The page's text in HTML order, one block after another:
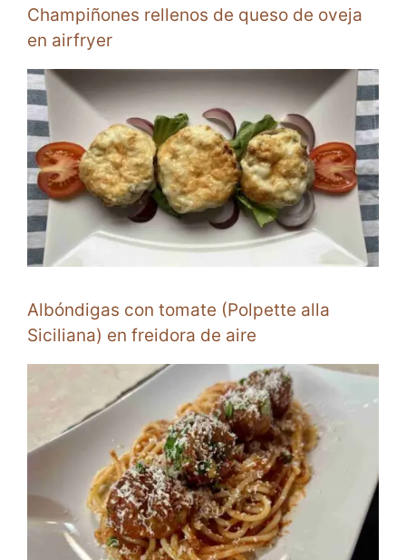
Champiñones rellenos de queso de oveja
en airfryer
Albóndigas con tomate (Polpette alla
Siciliana) en freidora de aire